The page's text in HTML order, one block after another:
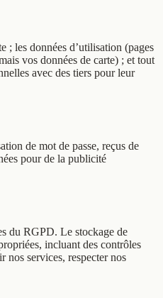
; les données d’utilisation (pages
vos données de carte) ; et tout
avec des tiers pour leur
de mot de passe, reçus de
pour de la publicité
du RGPD. Le stockage de
incluant des contrôles
nos services, respecter nos